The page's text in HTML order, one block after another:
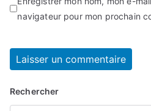
navigateur pour mon prochain
Rechercher